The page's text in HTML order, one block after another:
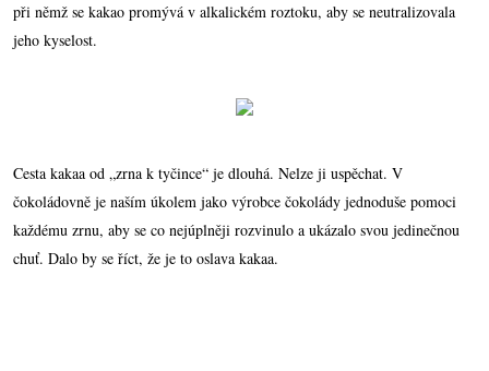
při němž se kakao promývá v alkalickém roztoku, aby se neutralizovala
jeho kyselost.
Cesta kakaa od „zrna k tyčince“ je dlouhá. Nelze ji uspěchat. V
čokoládovně je naším úkolem jako výrobce čokolády jednoduše pomoci
každému zrnu, aby se co nejúplněji rozvinulo a ukázalo svou jedinečnou
chuť. Dalo by se říct, že je to oslava kakaa.